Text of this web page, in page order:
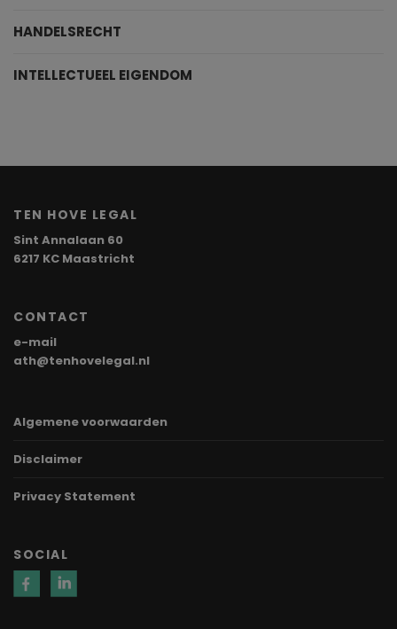
HANDELSRECHT
INTELLECTUEEL EIGENDOM
TEN HOVE LEGAL
Sint Annalaan 60
6217 KC Maastricht
CONTACT
e-mail
ath@tenhovelegal.nl
Algemene voorwaarden
Disclaimer
Privacy Statement
SOCIAL